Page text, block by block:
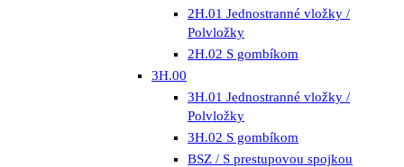
2H.01 Jednostranné vložky /
Polvložky
2H.02 S gombíkom
3H.00
3H.01 Jednostranné vložky /
Polvložky
3H.02 S gombíkom
BSZ / S prestupovou spojkou